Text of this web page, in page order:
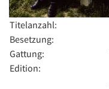
Titelanzahl:
Besetzung:
Gattung:
Edition: